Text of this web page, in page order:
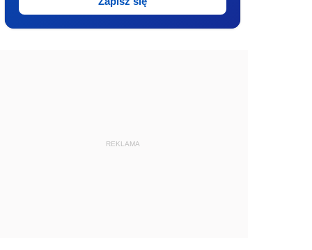
REKLAMA